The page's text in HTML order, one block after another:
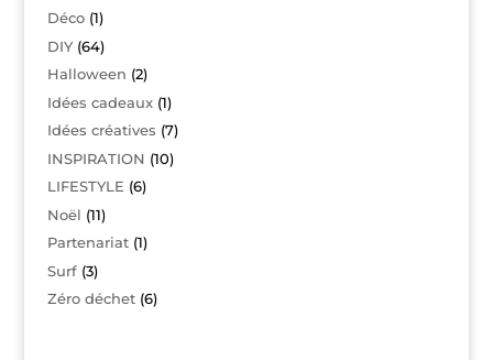
Déco(1)
DIY(64)
Halloween (2)
Idées cadeaux(1)
Idées créatives (7)
INSPIRATION (10)
LIFESTYLE (6)
Noël (11)
Partenariat(1)
Surf(3)
Zéro déchet(6)